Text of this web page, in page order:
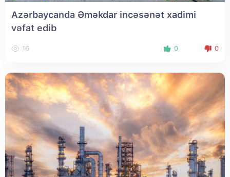
Azərbaycanda Əməkdar incəsənət xadimi
vəfat edib
16 0 0